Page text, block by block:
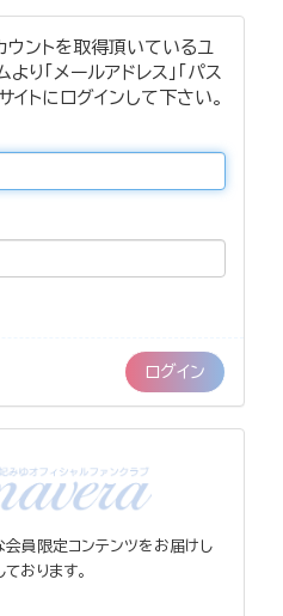
ントを取得頂いているユ
り「メールアドレス」「パス
イトにログインして下さい。
員限定コンテンツをお届けし
おります。